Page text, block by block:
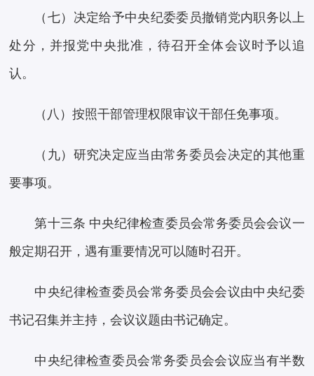
（七）决定给予中央纪委委员撤销党内职务以上
处分，并报党中央批准，待召开全体会议时予以追
认。
（八）按照干部管理权限审议干部任免事项。
（九）研究决定应当由常务委员会决定的其他重
要事项。
第十三条 中央纪律检查委员会常务委员会会议一
般定期召开，遇有重要情况可以随时召开。
中央纪律检查委员会常务委员会会议由中央纪委
书记召集并主持，会议议题由书记确定。
中央纪律检查委员会常务委员会会议应当有半数